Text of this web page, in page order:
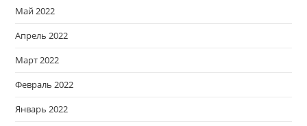
Май 2022
Апрель 2022
Март 2022
Февраль 2022
Январь 2022